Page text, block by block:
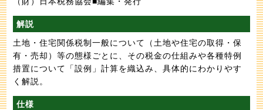
解説
土地・住宅関係税制一般について（土地や住宅の取得・保
有・売却）等の態様ごとに、その税金の仕組みや各種特例
措置について「設例」計算を織込み、具体的にわかりやす
く解説。
仕様